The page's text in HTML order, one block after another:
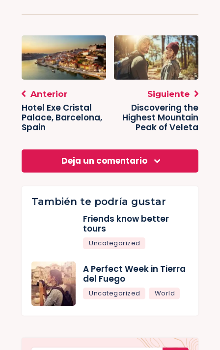
Anterior
Hotel Exe Cristal
Palace, Barcelona,
Spain
Siguiente
Discovering the
Highest Mountain
Peak of Veleta
Deja un comentario
También te podría gustar
Friends know better
tours
Uncategorized
A Perfect Week in Tierra
del Fuego
Uncategorized World